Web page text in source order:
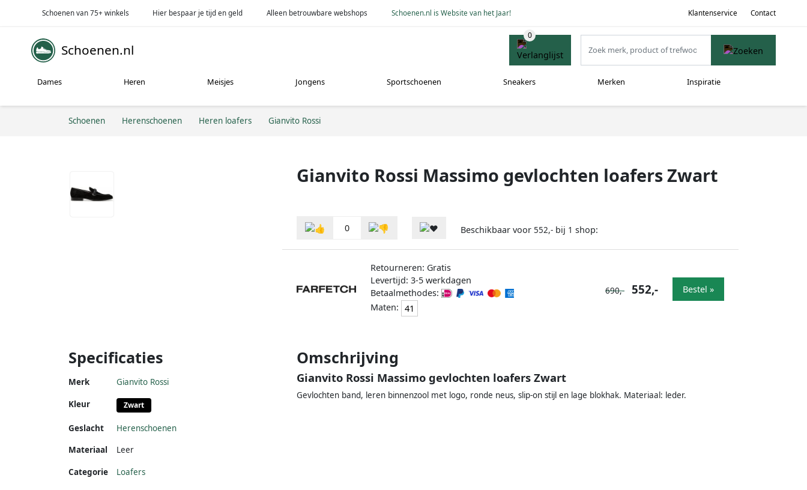
Schoenen van 75+ winkels Hier bespaar je tijd en geld Alleen betrouwbare webshops Schoenen.nl is Website van het Jaar! Klantenservice Contact
Schoenen.nl
Dames Heren Meisjes Jongens Sportschoenen Sneakers Merken Inspiratie
Schoenen Herenschoenen Heren loafers Gianvito Rossi
Gianvito Rossi Massimo gevlochten loafers Zwart
0 Beschikbaar voor 552,- bij 1 shop:
Retourneren: Gratis
Levertijd: 3-5 werkdagen
Betaalmethodes:
Maten: 41
690,- 552,- Bestel »
Specificaties
Merk Gianvito Rossi
Kleur Zwart
Geslacht
Herenschoenen
Materiaal
Leer
Categorie Loafers
Omschrijving
Gianvito Rossi Massimo gevlochten loafers Zwart
Gevlochten band, leren binnenzool met logo, ronde neus, slip-on stijl en lage blokhak. Materiaal: leder.